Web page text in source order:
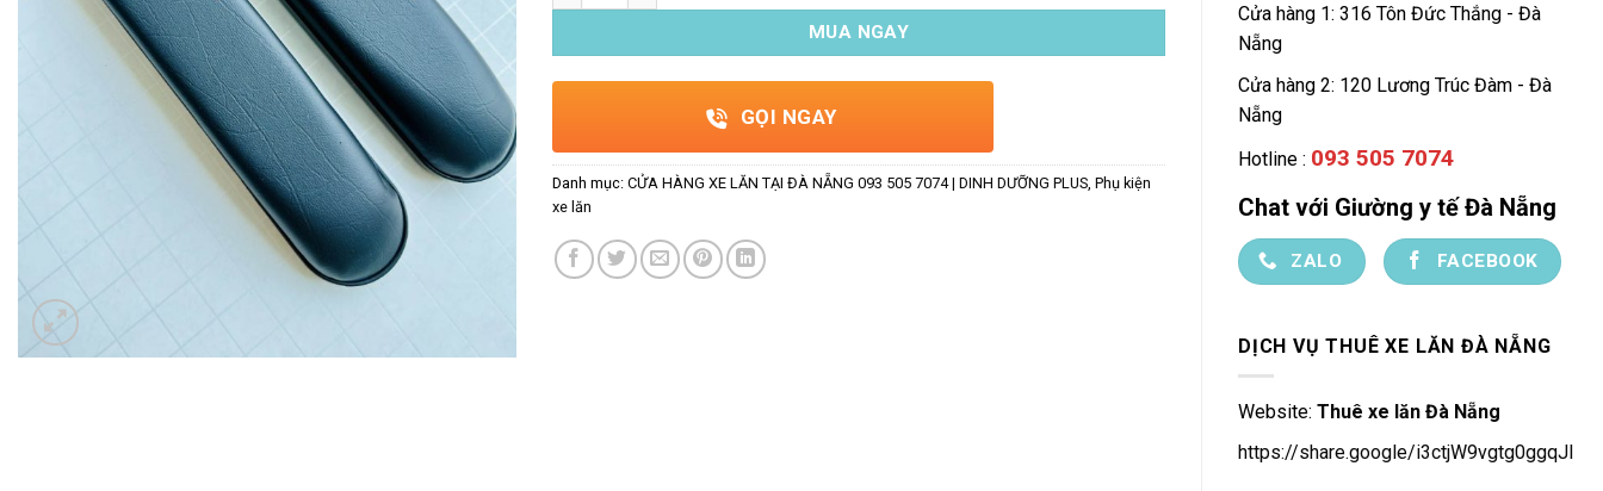
MUA NGAY
GỌI NGAY
Danh mục: CỬA HÀNG XE LĂN TẠI ĐÀ NẴNG 093 505 7074 | DINH DƯỠNG PLUS Phụ kiện
xe lăn
Cửa hàng 1: 316 Tôn Đức Thắng - Đà
Nẵng
Cửa hàng 2: 120 Lương Trúc Đàm - Đà
Nẵng
Hotline : 093 505 7074
Chat với Giường y tế Đà Nẵng
ZALO FACEBOOK
DỊCH VỤ THUÊ XE LĂN ĐÀ NẴNG
Website: Thuê xe lăn Đà Nẵng
https://share.google/i3ctjW9vgtg0ggqJl